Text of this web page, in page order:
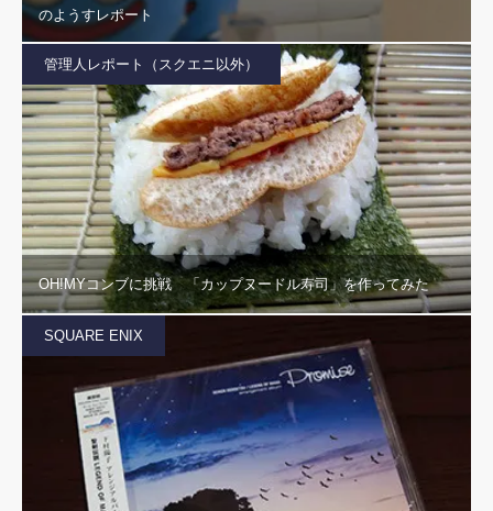
のようすレポート
管理人レポート（スクエニ以外）
OH!MYコンブに挑戦 「カップヌードル寿司」を作ってみた
SQUARE ENIX